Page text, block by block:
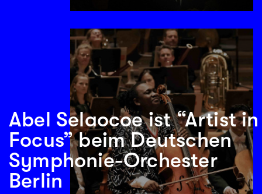
Abel Selaocoe ist “Artist in
Focus” beim Deutschen
Symphonie-Orchester
Berlin